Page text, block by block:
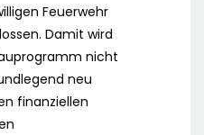
Feuerwehr
Damit wird
nicht
neu
finanziellen